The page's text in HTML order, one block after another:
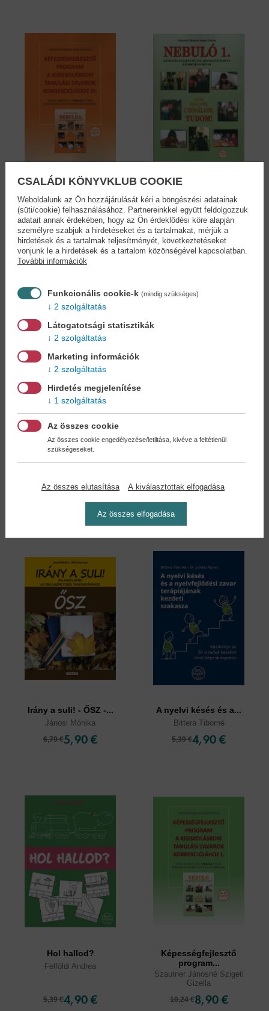
program...
Szautner Jánosné Szigeti
Gizella
8,69 €7,90 €
hallom,...
Szautner Jánosné Szigeti
Gizella
5,64 €4,90 €
Képességfejlesztő
8,90 €
Jánosi Mónika
5,90 €
Irány a suli! - ŐSZ -...
Jánosi Mónika
6,79 €5,90 €
A nyelvi késés és a...
Bittera Tiborné
5,39 €4,90 €
Hol hallod?
Felföldi Andrea
5,39 €4,90 €
Képességfejlesztő
program...
Szautner Jánosné Szigeti
Gizella
10,24 €8,90 €
CSALÁDI KÖNYVKLUB COOKIE
Weboldalunk az Ön hozzájárulását kéri a böngészési adatainak
(süti/cookie) felhasználásához. Partnereinkkel együtt feldolgozzuk
adatait annak érdekében, hogy az Ön érdeklődési köre alapján
személyre szabjuk a hirdetéseket és a tartalmakat, mérjük a
hirdetések és a tartalmak teljesítményét, következtetéseket
vonjunk le a hirdetések és a tartalom közönségével kapcsolatban.
További információk
Funkcionális cookie-k (mindig szükséges)
2 szolgáltatás
Látogatotsági statisztikák
2 szolgáltatás
Marketing információk
2 szolgáltatás
Hirdetés megjelenítése
1 szolgáltatás
Az összes cookie
Az összes cookie engedélyezése/letiltása, kivéve a feltétlenül
szükségeseket.
Az összes elutasítása A kiválasztottak elfogadása
Az összes elfogadása